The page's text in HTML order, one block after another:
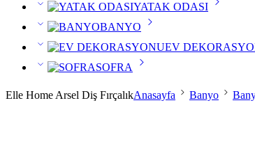
YATAK ODASI
BANYO
EV
SOFRA
Elle Home Arsel Diş FırçalıkAnasayfa Banyo